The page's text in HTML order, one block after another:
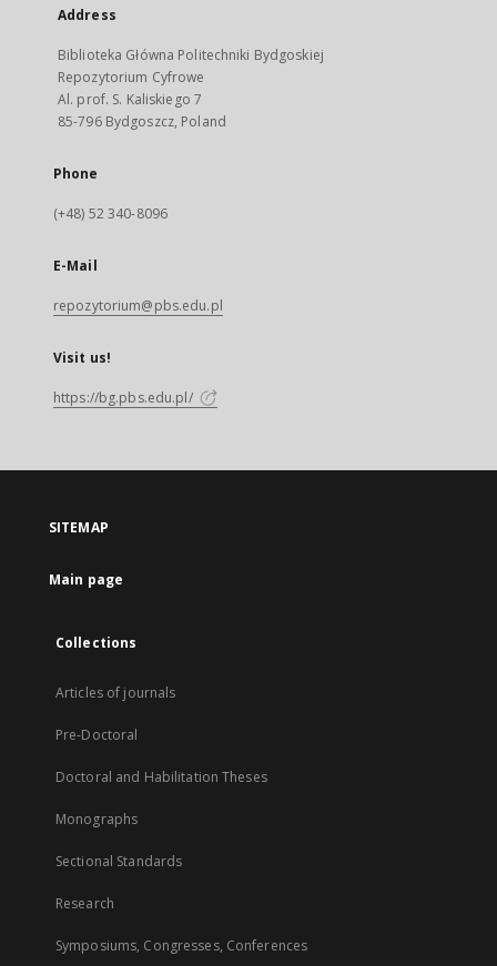
Address
Biblioteka Główna Politechniki Bydgoskiej
Repozytorium Cyfrowe
Al. prof. S. Kaliskiego 7
85-796 Bydgoszcz, Poland
Phone
(+48) 52 340-8096
E-Mail
repozytorium@pbs.edu.pl
Visit us!
https://bg.pbs.edu.pl/
SITEMAP
Main page
Collections
Articles of journals
Pre-Doctoral
Doctoral and Habilitation Theses
Monographs
Sectional Standards
Research
Symposiums, Congresses, Conferences